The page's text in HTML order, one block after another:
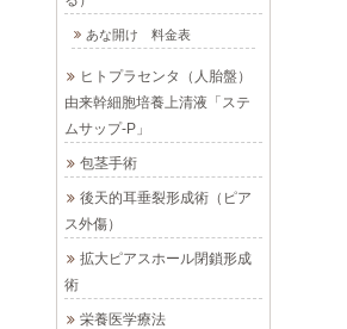
あな開け 料金表
ヒトプラセンタ（人胎盤）
由来幹細胞培養上清液「ステ
ムサップ-P」
包茎手術
後天的耳垂裂形成術（ピア
ス外傷）
拡大ピアスホール閉鎖形成
術
栄養医学療法